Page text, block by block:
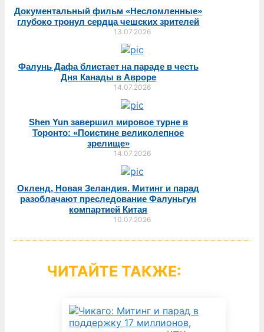
Документальный фильм «Несломленные»
глубоко тронул сердца чешских зрителей
13.07.2026
Фалунь Дафа блистает на параде в честь
Дня Канады в Авроре
14.07.2026
Shen Yun завершил мировое турне в
Торонто: «Поистине великолепное
зрелище»
14.07.2026
Окленд, Новая Зеландия. Митинг и парад
разоблачают преследование Фалуньгун
компартией Китая
10.07.2026
ЧИТАЙТЕ ТАКЖЕ: